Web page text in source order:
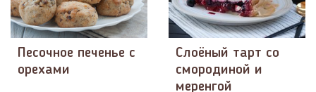
Песочное печенье с
орехами
Слоёный тарт со
смородиной и
меренгой